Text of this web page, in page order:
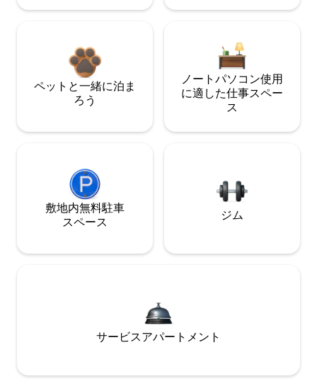
ペットと一緒に泊ま
ろう
ノートパソコン使用
に適した仕事スペー
ス
敷地内無料駐⁠車
ス⁠ペ⁠ー⁠ス
ジム
サービスアパートメント